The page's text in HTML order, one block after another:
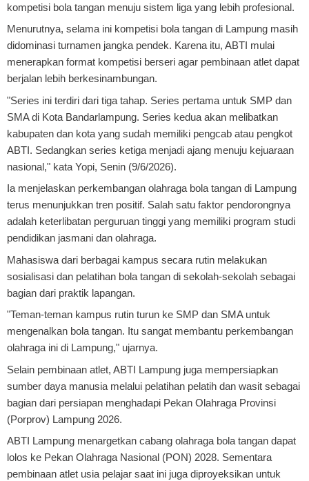
kompetisi bola tangan menuju sistem liga yang lebih profesional.
Menurutnya, selama ini kompetisi bola tangan di Lampung masih
didominasi turnamen jangka pendek. Karena itu, ABTI mulai
menerapkan format kompetisi berseri agar pembinaan atlet dapat
berjalan lebih berkesinambungan.
"Series ini terdiri dari tiga tahap. Series pertama untuk SMP dan
SMA di Kota Bandarlampung. Series kedua akan melibatkan
kabupaten dan kota yang sudah memiliki pengcab atau pengkot
ABTI. Sedangkan series ketiga menjadi ajang menuju kejuaraan
nasional," kata Yopi, Senin (9/6/2026).
Ia menjelaskan perkembangan olahraga bola tangan di Lampung
terus menunjukkan tren positif. Salah satu faktor pendorongnya
adalah keterlibatan perguruan tinggi yang memiliki program studi
pendidikan jasmani dan olahraga.
Mahasiswa dari berbagai kampus secara rutin melakukan
sosialisasi dan pelatihan bola tangan di sekolah-sekolah sebagai
bagian dari praktik lapangan.
"Teman-teman kampus rutin turun ke SMP dan SMA untuk
mengenalkan bola tangan. Itu sangat membantu perkembangan
olahraga ini di Lampung," ujarnya.
Selain pembinaan atlet, ABTI Lampung juga mempersiapkan
sumber daya manusia melalui pelatihan pelatih dan wasit sebagai
bagian dari persiapan menghadapi Pekan Olahraga Provinsi
(Porprov) Lampung 2026.
ABTI Lampung menargetkan cabang olahraga bola tangan dapat
lolos ke Pekan Olahraga Nasional (PON) 2028. Sementara
pembinaan atlet usia pelajar saat ini juga diproyeksikan untuk